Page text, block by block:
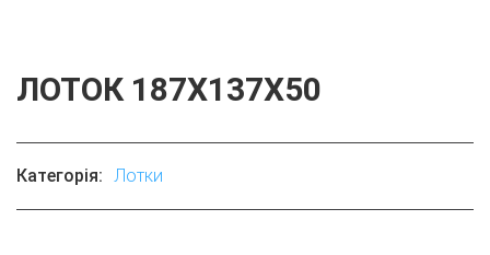
ЛОТОК 187Х137Х50
Категорія: Лотки